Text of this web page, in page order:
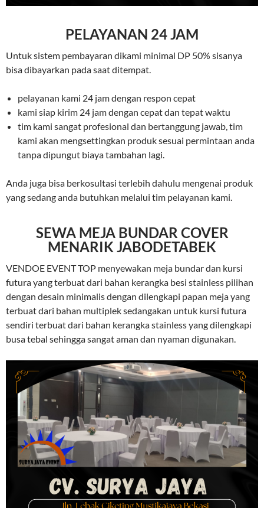
PELAYANAN 24 JAM
Untuk sistem pembayaran dikami minimal DP 50% sisanya
bisa dibayarkan pada saat ditempat.
pelayanan kami 24 jam dengan respon cepat
kami siap kirim 24 jam dengan cepat dan tepat waktu
tim kami sangat profesional dan bertanggung jawab, tim
kami akan mengsettingkan produk sesuai permintaan anda
tanpa dipungut biaya tambahan lagi.
Anda juga bisa berkosultasi terlebih dahulu mengenai produk
yang sedang anda butuhkan melalui tim pelayanan kami.
SEWA MEJA BUNDAR COVER
MENARIK JABODETABEK
VENDOE EVENT TOP menyewakan meja bundar dan kursi
futura yang terbuat dari bahan kerangka besi stainless pilihan
dengan desain minimalis dengan dilengkapi papan meja yang
terbuat dari bahan multiplek sedangakan untuk kursi futura
sendiri terbuat dari bahan kerangka stainless yang dilengkapi
busa tebal sehingga sangat aman dan nyaman digunakan.